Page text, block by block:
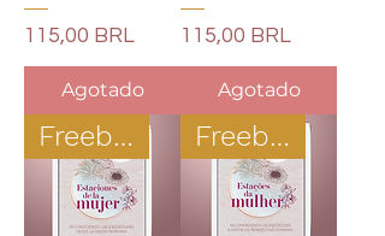
Precio
115,00 BRL
Agotado
Precio
115,00 BRL
Agotado
Freebie Freebie